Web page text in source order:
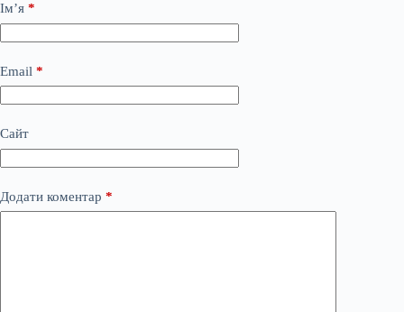
Ім’я *
Email *
Сайт
Додати коментар *